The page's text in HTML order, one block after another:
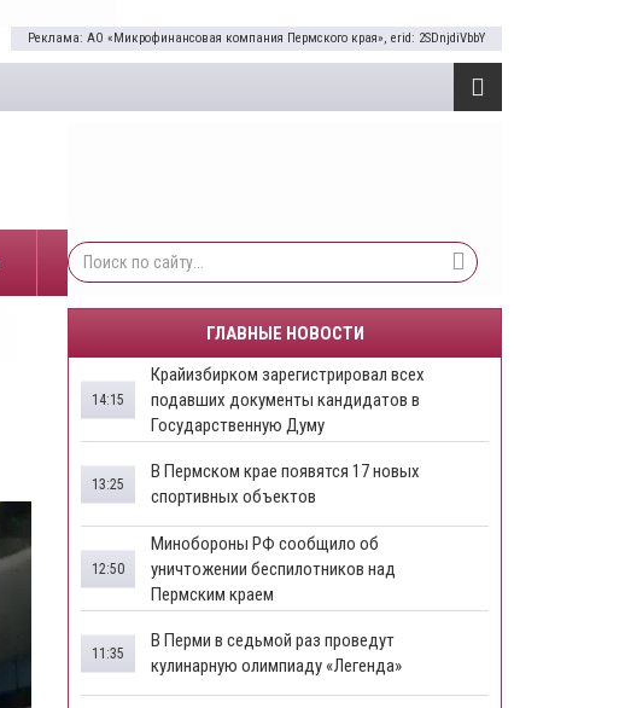
Реклама: АО «Микрофинансовая компания Пермского края», erid: 2SDnjdiVbbY
ГЛАВНЫЕ НОВОСТИ
Крайизбирком зарегистрировал всех
подавших документы кандидатов в
Государственную Думу
14:15
​В Пермском крае появятся 17 новых
спортивных объектов
13:25
Минобороны РФ сообщило об
уничтожении беспилотников над
Пермским краем
12:50
В Перми в седьмой раз проведут
кулинарную олимпиаду «Легенда»
11:35